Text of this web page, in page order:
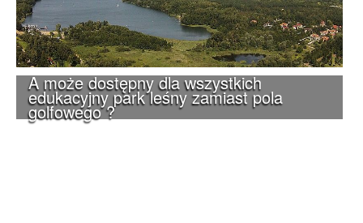
A może dostępny dla wszystkich
edukacyjny park leśny zamiast pola
golfowego ?